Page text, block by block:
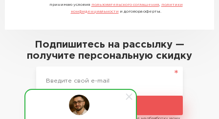
принимаю условия пользовательского соглашения
политики
конфиденциальности и договора оферты.
Подпишитесь на рассылку —
получите персональную скидку
Подписаться
Отправляя сведения, я даю свое согласие на обработку моих